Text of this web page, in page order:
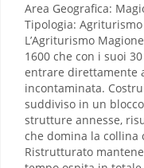
Area Geografica:
Tipologia: Agriturismo
L’Agriturismo
1600 che con i suoi
entrare direttamente
incontaminata.
suddiviso in un
strutture annesse,
che domina la collina
Ristrutturato